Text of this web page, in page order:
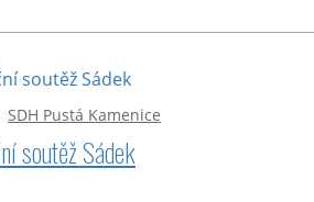
SDH Pustá Kamenice
soutěž Sádek